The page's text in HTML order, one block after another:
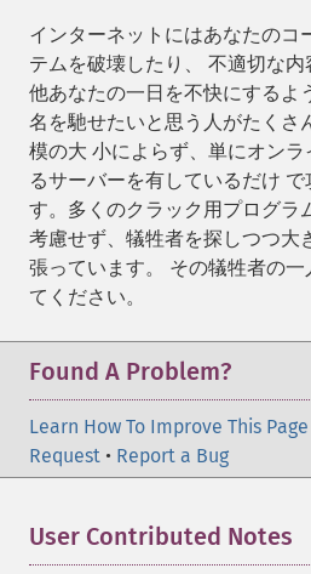
インターネットにはあなたのコ
テムを破壊したり、 不適切な
他あなたの一日を不快にするよ
名を馳せたいと思う人がたくさ
模の大 小によらず、単にオン
るサーバーを有しているだけ で
す。多くのクラック用プログラ
考慮せず、犠牲者を探しつつ大
張っています。 その犠牲者の
てください。
Found A Problem?
Learn How To Improve This Page
Request • Report a Bug
User Contributed Notes